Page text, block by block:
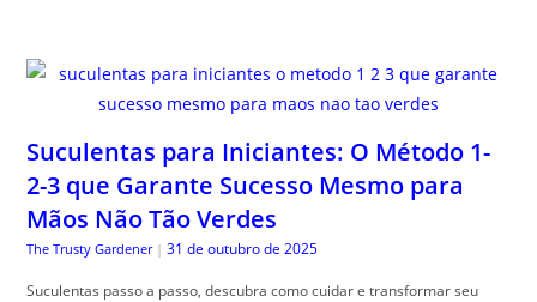
Suculentas para Iniciantes: O Método 1-
2-3 que Garante Sucesso Mesmo para
Mãos Não Tão Verdes
The Trusty Gardener | 31 de outubro de 2025
Suculentas passo a passo, descubra como cuidar e transformar seu